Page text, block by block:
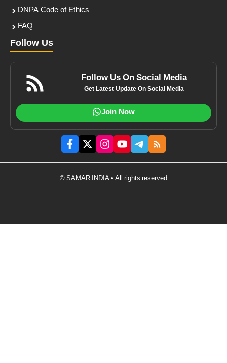
DNPA Code of Ethics
FAQ
Follow Us
Follow Us On Social Media
Get Latest Update On Social Media
Join Now
© SAMAR INDIA • All rights reserved